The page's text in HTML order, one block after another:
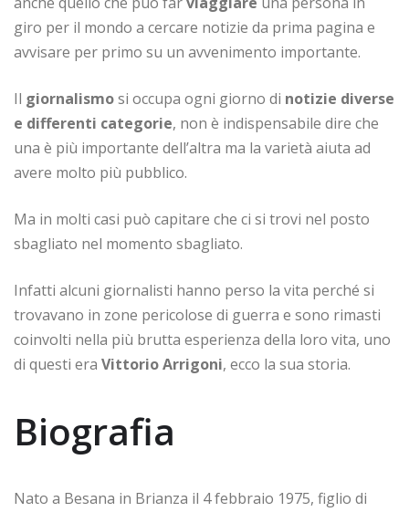
giro per il mondo a cercare notizie da prima pagina e
avvisare per primo su un avvenimento importante.
Il giornalismosi occupa ogni giorno di notizie diverse
e differenti categorie, non è indispensabile dire che
una è più importante dell’altra ma la varietà aiuta ad
avere molto più pubblico.
Ma in molti casi può capitare che ci si trovi nel posto
sbagliato nel momento sbagliato.
Infatti alcuni giornalisti hanno perso la vita perché si
trovavano in zone pericolose di guerra e sono rimasti
coinvolti nella più brutta esperienza della loro vita, uno
di questi era Vittorio Arrigoni, ecco la sua storia.
Biografia
Nato a Besana in Brianza il 4 febbraio 1975, figlio di